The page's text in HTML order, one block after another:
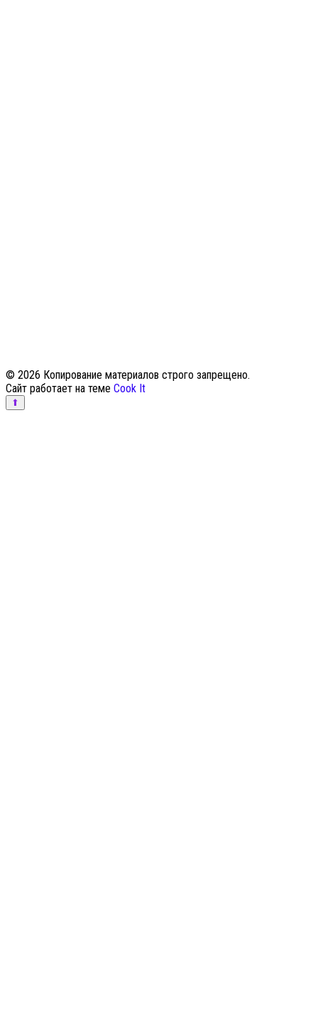
© 2026 Копирование материалов строго запрещено.
Сайт работает на теме Cook It